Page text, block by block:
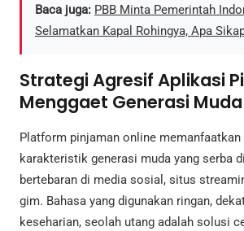
Baca juga: PBB Minta Pemerintah
Selamatkan Kapal Rohingya, Apa
Strategi Agresif Aplikasi
Menggaet Generasi Muda
Platform pinjaman online memanfaatkan
karakteristik generasi muda yang serba
bertebaran di media sosial, situs
gim. Bahasa yang digunakan ringan,
keseharian, seolah utang adalah solusi